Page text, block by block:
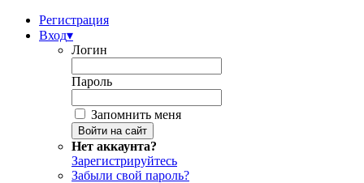
Регистрация
Вход▾
Логин
Пароль
Запомнить меня
Нет аккаунта?
Зарегистрируйтесь
Забыли свой пароль?